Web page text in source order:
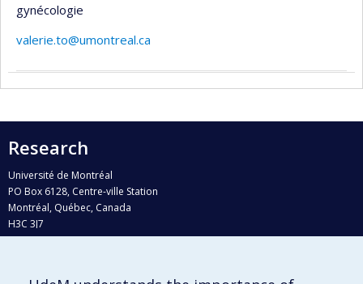
gynécologie
valerie.to@umontreal.ca
Research
Université de Montréal
PO Box 6128, Centre-ville Station
Montréal, Québec, Canada
H3C 3J7